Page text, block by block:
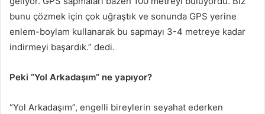
bunu çözmek için çok uğraştık ve sonunda GPS yerine
enlem-boylam kullanarak bu sapmayı 3-4 metreye kadar
indirmeyi başardık.” dedi.
Peki “Yol Arkadaşım” ne yapıyor?
“Yol Arkadaşım”, engelli bireylerin seyahat ederken